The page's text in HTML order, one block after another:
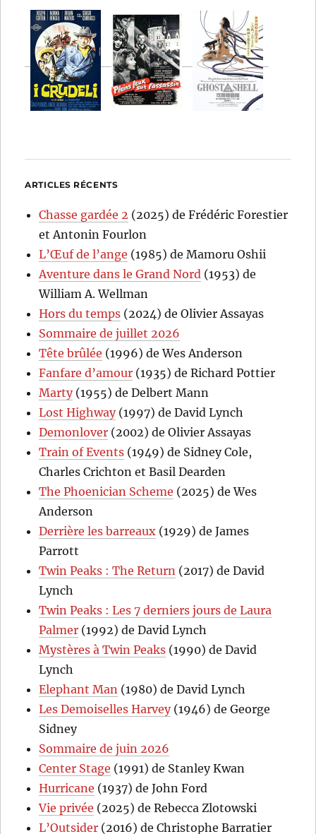
ARTICLES RÉCENTS
Chasse gardée 2 (2025) de Frédéric Forestier
et Antonin Fourlon
L’Œuf de l’ange (1985) de Mamoru Oshii
Aventure dans le Grand Nord (1953) de
William A. Wellman
Hors du temps (2024) de Olivier Assayas
Sommaire de juillet 2026
Tête brûlée (1996) de Wes Anderson
Fanfare d’amour (1935) de Richard Pottier
Marty(1955) de Delbert Mann
Lost Highway(1997) de David Lynch
Demonlover (2002) de Olivier Assayas
Train of Events (1949) de Sidney Cole,
Charles Crichton et Basil Dearden
The Phoenician Scheme (2025) de Wes
Anderson
Derrière les barreaux (1929) de James
Parrott
Twin Peaks : The Return (2017) de David
Lynch
Twin Peaks : Les 7 derniers jours de Laura
Palmer (1992) de David Lynch
Mystères à Twin Peaks (1990) de David
Lynch
Elephant Man (1980) de David Lynch
Les Demoiselles Harvey(1946) de George
Sidney
Sommaire de juin 2026
Center Stage (1991) de Stanley Kwan
Hurricane (1937) de John Ford
Vie privée (2025) de Rebecca Zlotowski
L’Outsider (2016) de Christophe Barratier